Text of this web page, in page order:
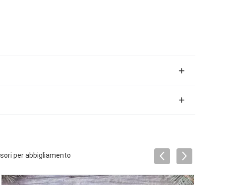
per abbigliamento